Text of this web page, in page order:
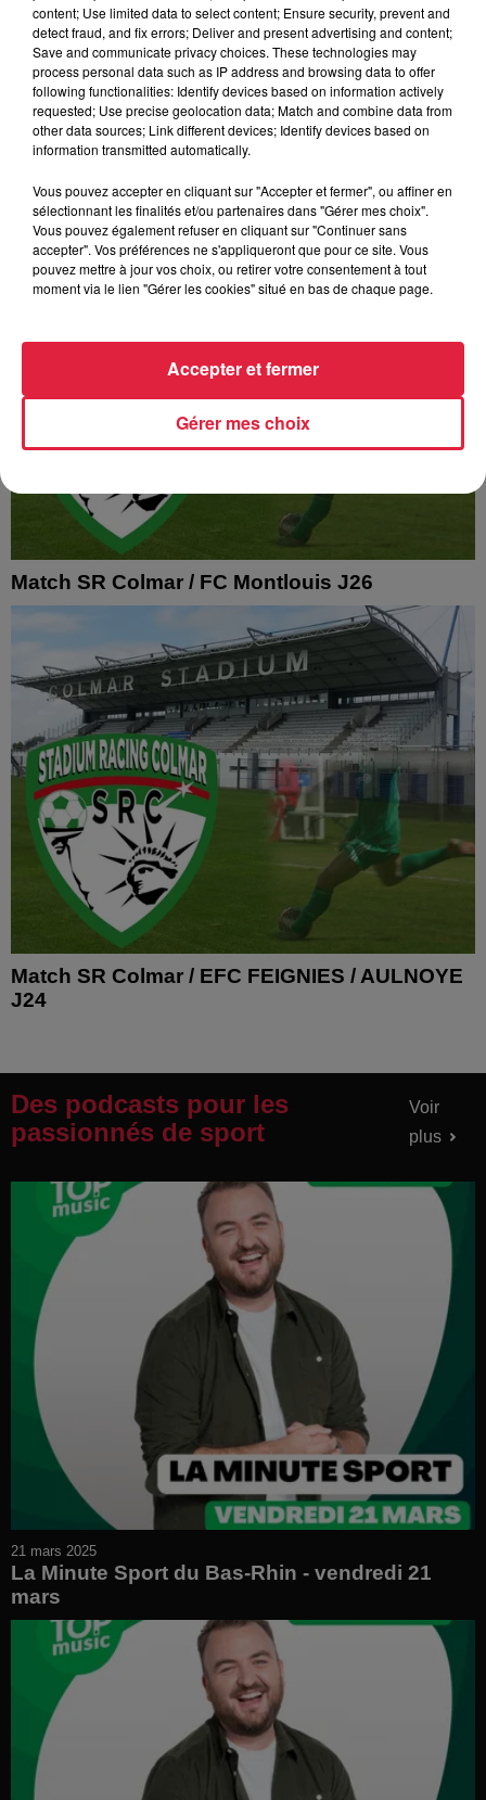
Match SR Colmar / SA Epinal J28
Match SR Colmar / FC Montlouis J26
Match SR Colmar / EFC FEIGNIES / AULNOYE
J24
Des podcasts pour les
passionnés de sport
Voir
plus
21 mars 2025
La Minute Sport du Bas-Rhin - vendredi 21
mars
content; Use limited data to select content; Ensure security, prevent and
detect fraud, and fix errors; Deliver and present advertising and content;
Save and communicate privacy choices. These technologies may
process personal data such as IP address and browsing data to offer
following functionalities: Identify devices based on information actively
requested; Use precise geolocation data; Match and combine data from
other data sources; Link different devices; Identify devices based on
information transmitted automatically.
Vous pouvez accepter en cliquant sur "Accepter et fermer", ou affiner en
sélectionnant les finalités et/ou partenaires dans "Gérer mes choix".
Vous pouvez également refuser en cliquant sur "Continuer sans
accepter". Vos préférences ne s'appliqueront que pour ce site. Vous
pouvez mettre à jour vos choix, ou retirer votre consentement à tout
moment via le lien "Gérer les cookies" situé en bas de chaque page.
Gérer mes choix
Accepter et fermer